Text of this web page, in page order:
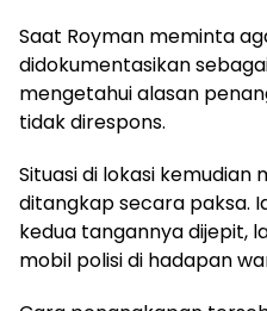
Saat Royman meminta
didokumentasikan
mengetahui alasan
tidak direspons.
Situasi di lokasi kemudian
ditangkap secara paksa.
kedua tangannya dijepit,
mobil polisi di hadapan